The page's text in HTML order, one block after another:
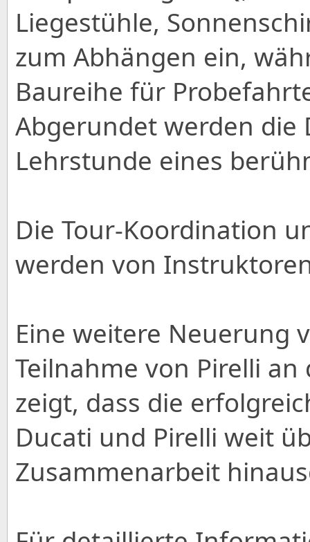
Liegestühle,
zum Abhängen ein,
Baureihe für
Abgerundet werden die
Lehrstunde eines
Die Tour-Koordination
werden von
Eine weitere Neuerung
Teilnahme von Pirelli
zeigt, dass die
Ducati und Pirelli weit
Zusammenarbeit